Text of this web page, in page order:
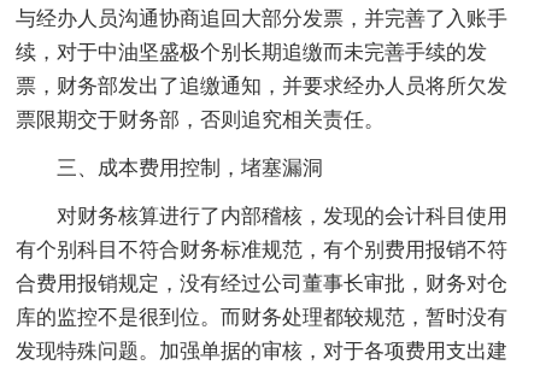
与经办人员沟通协商追回大部分发票，并完善了入账手
续，对于中油坚盛极个别长期追缴而未完善手续的发
票，财务部发出了追缴通知，并要求经办人员将所欠发
票限期交于财务部，否则追究相关责任。
三、成本费用控制，堵塞漏洞
对财务核算进行了内部稽核，发现的会计科目使用
有个别科目不符合财务标准规范，有个别费用报销不符
合费用报销规定，没有经过公司董事长审批，财务对仓
库的监控不是很到位。而财务处理都较规范，暂时没有
发现特殊问题。加强单据的审核，对于各项费用支出建